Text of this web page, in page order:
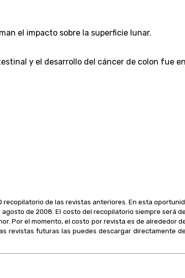
el impacto sobre la superficie lunar.
y el desarrollo del cáncer de colon fue en
de las revistas anteriores. En esta
de 2008. El costo del recopilatorio siempre será
Por el momento, el costo por revista es de alrededor
revistas futuras las puedes descargar directamente